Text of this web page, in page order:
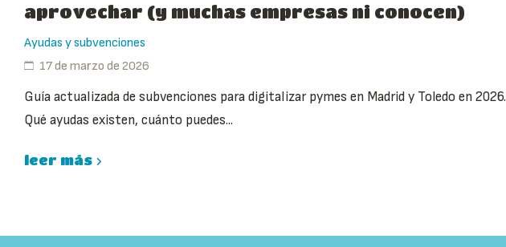
aprovechar (y muchas empresas ni conocen)
Ayudas y subvenciones
17 de marzo de 2026
Guía actualizada de subvenciones para digitalizar pymes en Madrid y Toledo en 2026.
Qué ayudas existen, cuánto puedes...
leer más